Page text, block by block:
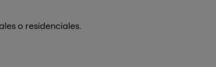
o residenciales.